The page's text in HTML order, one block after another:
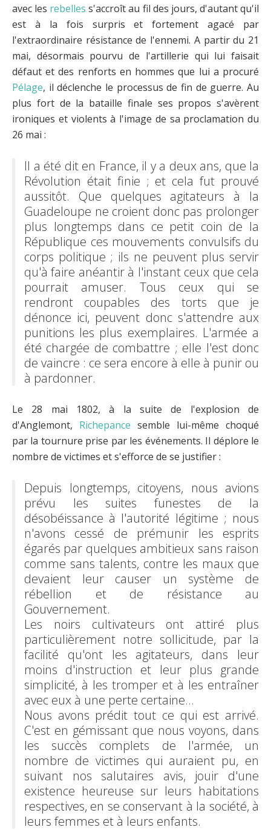
avec les rebelles s'accroît au fil des jours, d'autant qu'il
est à la fois surpris et fortement agacé par
l'extraordinaire résistance de l'ennemi. A partir du 21
mai, désormais pourvu de l'artillerie qui lui faisait
défaut et des renforts en hommes que lui a procuré
Pélage, il déclenche le processus de fin de guerre. Au
plus fort de la bataille finale ses propos s'avèrent
ironiques et violents à l'image de sa proclamation du
26 mai :
Il a été dit en France, il y a deux ans, que la
Révolution était finie ; et cela fut prouvé
aussitôt. Que quelques agitateurs à la
Guadeloupe ne croient donc pas prolonger
plus longtemps dans ce petit coin de la
République ces mouvements convulsifs du
corps politique ; ils ne peuvent plus servir
qu'à faire anéantir à l'instant ceux que cela
pourrait amuser. Tous ceux qui se
rendront coupables des torts que je
dénonce ici, peuvent donc s'attendre aux
punitions les plus exemplaires. L'armée a
été chargée de combattre ; elle l'est donc
de vaincre : ce sera encore à elle à punir ou
à pardonner.
Le 28 mai 1802, à la suite de l'explosion de
d'Anglemont, Richepance semble lui-même choqué
par la tournure prise par les événements. Il déplore le
nombre de victimes et s'efforce de se justifier :
Depuis longtemps, citoyens, nous avions
prévu les suites funestes de la
désobéissance à l'autorité légitime ; nous
n'avons cessé de prémunir les esprits
égarés par quelques ambitieux sans raison
comme sans talents, contre les maux que
devaient leur causer un système de
rébellion et de résistance au
Gouvernement.
Les noirs cultivateurs ont attiré plus
particulièrement notre sollicitude, par la
facilité qu'ont les agitateurs, dans leur
moins d'instruction et leur plus grande
simplicité, à les tromper et à les entraîner
avec eux à une perte certaine…
Nous avons prédit tout ce qui est arrivé.
C'est en gémissant que nous voyons, dans
les succès complets de l'armée, un
nombre de victimes qui auraient pu, en
suivant nos salutaires avis, jouir d'une
existence heureuse sur leurs habitations
respectives, en se conservant à la société, à
leurs femmes et à leurs enfants.